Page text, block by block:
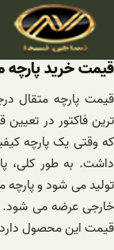
محتوا
قیمت خرید پارچه
قیمت پارچه متقال
ترین فاکتور در
که وقتی یک پارچه
داشت. به طور کلی،
تولید می شود و پارچه
خارجی عرضه می شود.
قیمت این محصول